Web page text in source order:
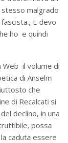
malgrado
E devo
ho e quindi
Web il volume di
di Anselm
che
di Recalcati si
declino, in una
possa
caduta essere